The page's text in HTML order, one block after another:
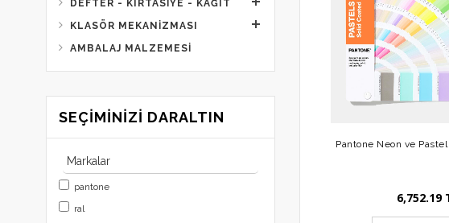
DEFTER - KIRTASIYE - KAĞIT
KLASÖR MEKANIZMASI
AMBALAJ MALZEMESI
SEÇIMINIZI DARALTIN
Markalar
pantone
ral
Pantone Neon ve
6,752.19